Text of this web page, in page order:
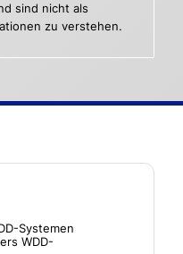
sind nicht als
zu verstehen.
Systemen
WDD-